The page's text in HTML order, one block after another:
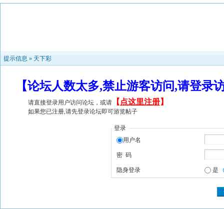
提示信息 » 天下彩
【论坛人数太多,禁止游客访问,请登
请直接登录用户访问论坛，或请 【 点这里注册】
如果您已注册,请先登录论坛即可游览帖子
登录
用户名
密 码
隐身登录 是